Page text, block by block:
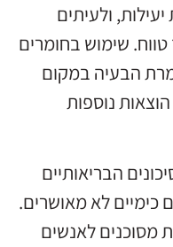
ולעיתים
שימוש בחומרים
הבעיה במקום
נוספות
הבריאותיים
כימיים לא מאושרים.
מסוכנים לאנשים